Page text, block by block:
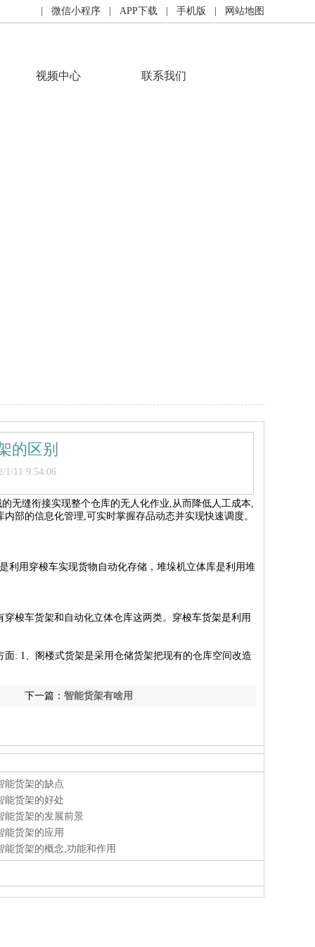
| 微信小程序 | APP下载 | 手机版 | 网站地图
视频中心 联系我们
的区别
1/11 9:54:06
无缝衔接实现整个仓库的无人化作业,从而降低人工成本,
部的信息化管理,可实时掌握存品动态并实现快速调度。
利用穿梭车实现货物自动化存储，堆垛机立体库是利用堆
梭车货架和自动化立体仓库这两类。穿梭车货架是利用
: 1、阁楼式货架是采用仓储货架把现有的仓库空间改造
下一篇： 智能货架有啥用
能货架的缺点
能货架的好处
能货架的发展前景
能货架的应用
能货架的概念,功能和作用